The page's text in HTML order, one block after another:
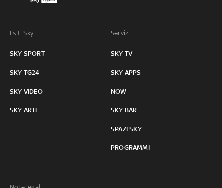
I siti Sky:
SKY SPORT
SKY TG24
SKY VIDEO
SKY ARTE
Servizi:
SKY TV
SKY APPS
NOW
SKY BAR
SPAZI SKY
PROGRAMMI